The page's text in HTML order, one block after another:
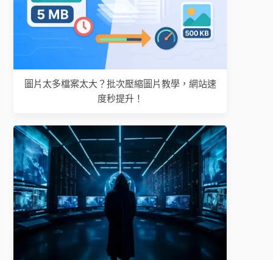
圖片太多檔案太大？批次壓縮圖片教學，網站速
度秒提升！